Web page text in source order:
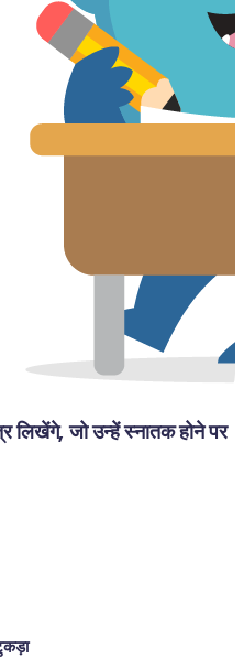
लिखेंगे, जो उन्हें स्नातक होने पर